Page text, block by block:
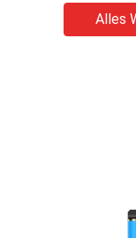
Alles